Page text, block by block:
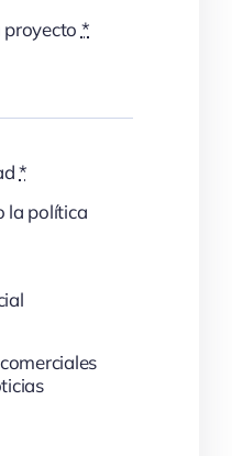
*
*
la política